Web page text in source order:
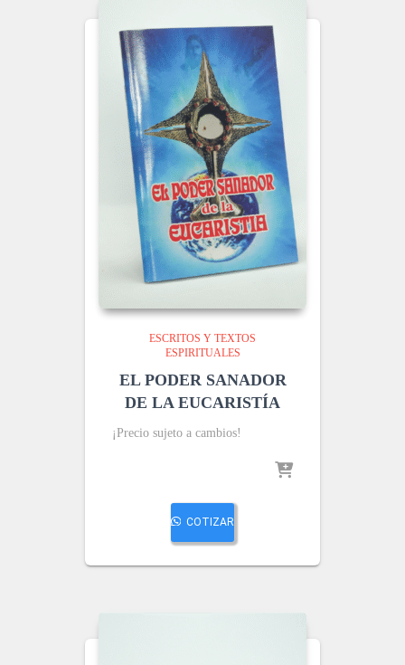
ESCRITOS Y TEXTOS
ESPIRITUALES
EL PODER SANADOR
DE LA EUCARISTÍA
¡Precio sujeto a cambios!
COTIZAR